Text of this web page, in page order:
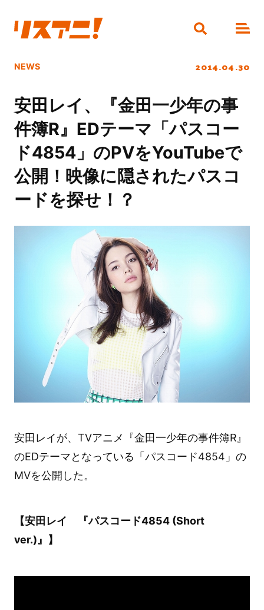
NEWS 2014.04.30
安田レイ、『金田一少年の事
件簿R』EDテーマ「パスコー
ド4854」のPVをYouTubeで
公開！映像に隠されたパスコ
ードを探せ！？
安田レイが、TVアニメ『金田一少年の事件簿R』
のEDテーマとなっている「パスコード4854」の
MVを公開した。
【安田レイ 『パスコード4854 (Short
ver.)』】